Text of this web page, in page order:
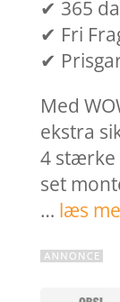
✔ 365
✔ Fri
✔
Med
ekstra
4 stærke
set
… læs